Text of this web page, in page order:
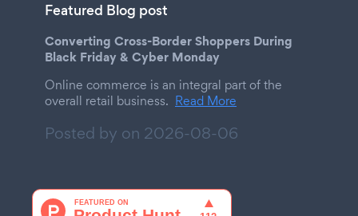
Featured Blog post
Converting Cross-Border Shoppers During
Black Friday & Cyber Monday
Online commerce is an integral part of the
overall retail business. Read More
Posted by on 2026-08-06